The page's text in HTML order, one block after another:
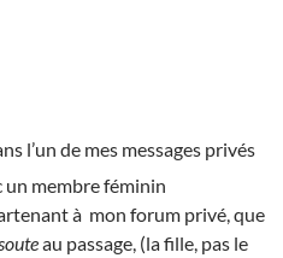
l’un de mes messages privés
un membre féminin
à mon forum privé, que
au passage, (la fille, pas le